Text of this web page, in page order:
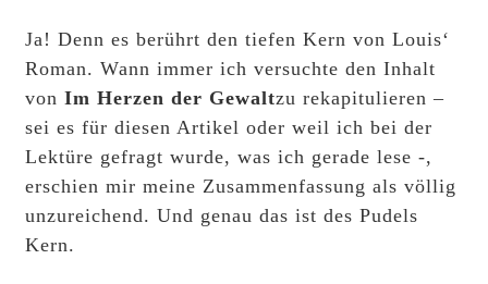
Ja! Denn es berührt den tiefen Kern von Louis‘
Roman. Wann immer ich versuchte den Inhalt
von Im Herzen der Gewaltzu rekapitulieren –
sei es für diesen Artikel oder weil ich bei der
Lektüre gefragt wurde, was ich gerade lese -,
erschien mir meine Zusammenfassung als völlig
unzureichend. Und genau das ist des Pudels
Kern.